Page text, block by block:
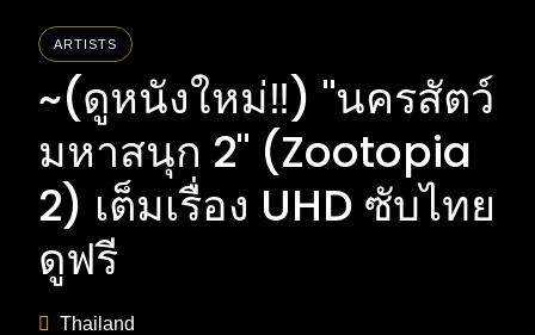
ARTISTS
~(ดูหนังใหม่‼️) "นครสัตว์
มหาสนุก 2" (Zootopia
2) เต็มเรื่อง UHD ซับไทย
ดูฟรี
Thailand